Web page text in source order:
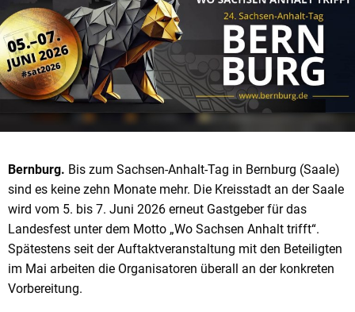
Bernburg. Bis zum Sachsen-Anhalt-Tag in Bernburg (Saale)
sind es keine zehn Monate mehr. Die Kreisstadt an der Saale
wird vom 5. bis 7. Juni 2026 erneut Gastgeber für das
Landesfest unter dem Motto „Wo Sachsen Anhalt trifft“.
Spätestens seit der Auftaktveranstaltung mit den Beteiligten
im Mai arbeiten die Organisatoren überall an der konkreten
Vorbereitung.